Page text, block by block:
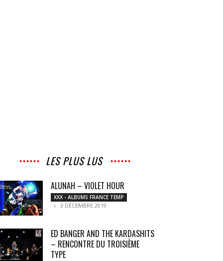
LES PLUS LUS
ALUNAH – VIOLET HOUR
XXX - ALBUMS FRANCE TEMP
3 DÉCEMBRE 2019
ED BANGER AND THE KARDASHITS
– RENCONTRE DU TROISIÈME
TYPE